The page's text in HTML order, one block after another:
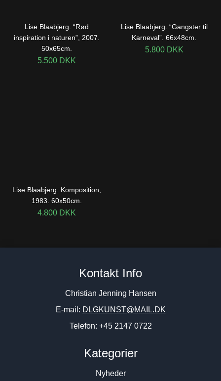
Lise Blaabjerg. “Rød
inspiration i naturen”, 2007.
50x65cm.
5.500 DKK
Lise Blaabjerg. “Gangster til
Karneval”. 66x48cm.
5.800 DKK
Lise Blaabjerg. Komposition,
1983. 60x50cm.
4.800 DKK
Kontakt Info
Christian Jenning Hansen
E-mail: DLGKUNST@MAIL.DK
Telefon: +45 2147 0722
Kategorier
Nyheder